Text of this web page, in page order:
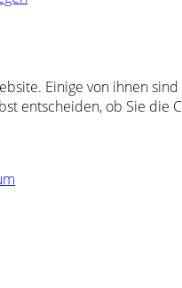
Einige von ihnen
entscheiden, ob Sie